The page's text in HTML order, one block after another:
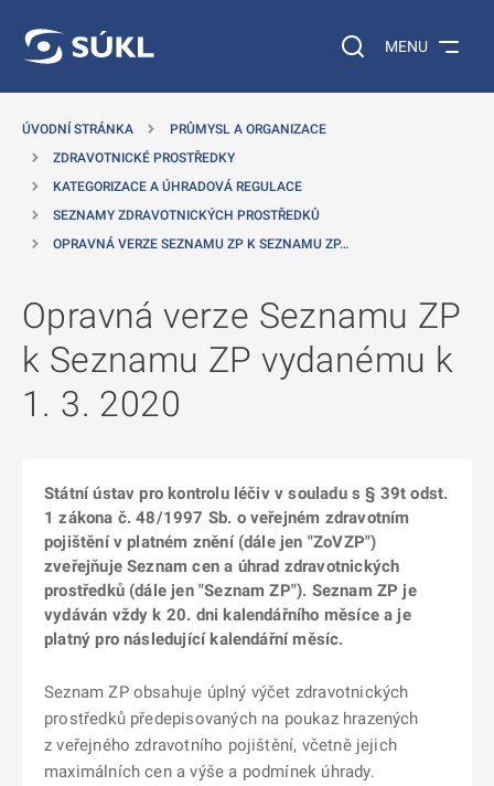
Vyhledávání na
MENU
ÚVODNÍ STRÁNKA
PRŮMYSL A ORGANIZACE
ZDRAVOTNICKÉ PROSTŘEDKY
KATEGORIZACE A ÚHRADOVÁ REGULACE
SEZNAMY ZDRAVOTNICKÝCH PROSTŘEDKŮ
OPRAVNÁ VERZE SEZNAMU ZP K SEZNAMU ZP…
Opravná verze Seznamu ZP
k Seznamu ZP vydanému k
1. 3. 2020
Státní ústav pro kontrolu léčiv v souladu s § 39t odst.
1 zákona č. 48/1997 Sb. o veřejném zdravotním
pojištění v platném znění (dále jen "ZoVZP")
zveřejňuje Seznam cen a úhrad zdravotnických
prostředků (dále jen "Seznam ZP"). Seznam ZP je
vydáván vždy k 20. dni kalendářního měsíce a je
platný pro následující kalendářní měsíc.
Seznam ZP obsahuje úplný výčet zdravotnických
prostředků předepisovaných na poukaz hrazených
z veřejného zdravotního pojištění, včetně jejich
maximálních cen a výše a podmínek úhrady.